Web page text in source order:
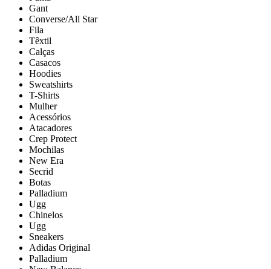
Gant
Converse/All Star
Fila
Têxtil
Calças
Casacos
Hoodies
Sweatshirts
T-Shirts
Mulher
Acessórios
Atacadores
Crep Protect
Mochilas
New Era
Secrid
Botas
Palladium
Ugg
Chinelos
Ugg
Sneakers
Adidas Original
Palladium